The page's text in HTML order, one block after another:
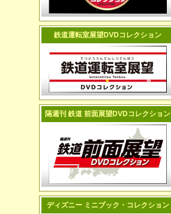
鉄道運転室展望DVDコレクション
隔週刊 鉄道 前面展望DVDコレクション
ディズニー ミニブック・コレクション